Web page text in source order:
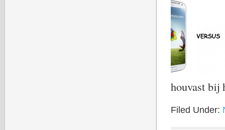
houvast
Filed Under: